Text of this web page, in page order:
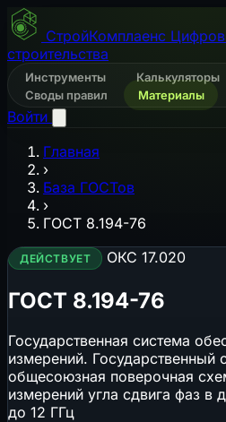
СтройКомплаенс
строительства
Инструменты Калькуляторы
Своды правил
Материалы
Войти
Главная
›
База ГОСТов
›
ГОСТ 8.194-76
ДЕЙСТВУЕТ ОКС 17.020
ГОСТ 8.194-76
Государственная система
измерений. Государственный
общесоюзная поверочная
измерений угла сдвига фаз в
до 12 ГГц